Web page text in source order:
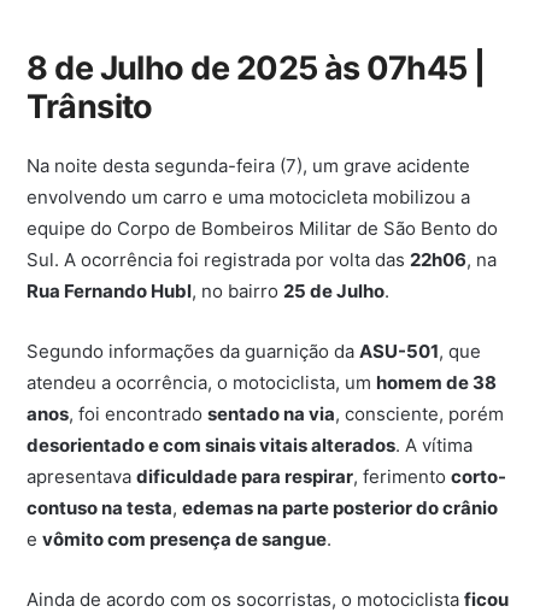
8 de Julho de 2025 às 07h45 |
Trânsito
Na noite desta segunda-feira (7), um grave acidente
envolvendo um carro e uma motocicleta mobilizou a
equipe do Corpo de Bombeiros Militar de São Bento do
Sul. A ocorrência foi registrada por volta das22h06, na
Rua Fernando Hubl, no bairro25 de Julho.
Segundo informações da guarnição daASU-501, que
atendeu a ocorrência, o motociclista, um homem de 38
anos, foi encontradosentado na via, consciente, porém
desorientado e com sinais vitais alterados. A vítima
apresentavadificuldade para respirar, ferimentocorto-
contuso na testa,edemas na parte posterior do crânio
evômito com presença de sangue.
Ainda de acordo com os socorristas, o motociclistaficou